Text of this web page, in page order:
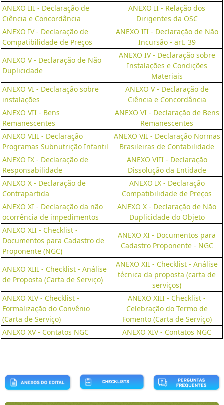
ANEXO III - Declaração de
Ciência e Concordância
ANEXO II - Relação dos
Dirigentes da OSC
ANEXO IV - Declaração de
Compatibilidade de Preços
ANEXO III - Declaração de Não
Incursão - art. 39
ANEXO V - Declaração de Não
Duplicidade
ANEXO IV - Declaração sobre
Instalações e Condições
Materiais
ANEXO VI - Declaração sobre
instalações
ANEXO V - Declaração de
Ciência e Concordância
ANEXO VII - Bens
Remanescentes
ANEXO VI - Declaração de Bens
Remanescentes
ANEXO VIII - Declaração
Programas Subnutrição Infantil
ANEXO VII - Declaração Normas
Brasileiras de Contabilidade
ANEXO IX - Declaração de
Responsabilidade
ANEXO VIII - Declaração
Dissolução da Entidade
ANEXO X - Declaração de
Contrapartida
ANEXO IX - Declaração
Compatibilidade de Preços
ANEXO XI - Declaração da não
ocorrência de impedimentos
ANEXO X - Declaração de Não
Duplicidade do Objeto
ANEXO XII - Checklist -
Documentos para Cadastro de
Proponente (NGC)
ANEXO XI - Documentos para
Cadastro Proponente - NGC
ANEXO XIII - Checklist - Análise
de Proposta (Carta de Serviço)
ANEXO XII - Checklist - Análise
técnica da proposta (carta de
serviços)
ANEXO XIV - Checklist -
Formalização do Convênio
(Carta de Serviço)
ANEXO XIII - Checklist -
Celebração do Termo de
Fomento (Carta de Serviço)
ANEXO XV - Contatos NGC
ANEXO XIV - Contatos NGC